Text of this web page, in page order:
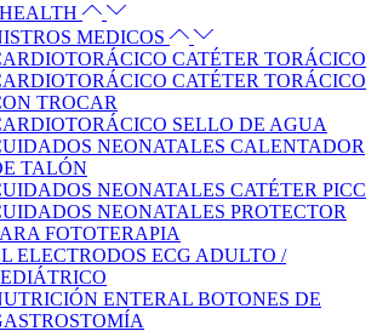
MEDICOS
CATÉTER TORÁCICO
CATÉTER TORÁCICO
TROCAR
SELLO DE AGUA
NEONATALES CALENTADOR
TALÓN
NEONATALES CATÉTER PICC
NEONATALES PROTECTOR
FOTOTERAPIA
ELECTRODOS ECG ADULTO /
ENTERAL BOTONES DE